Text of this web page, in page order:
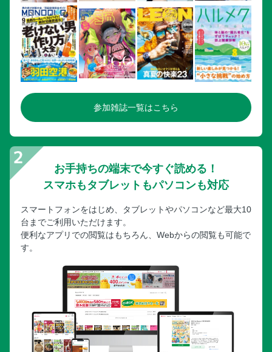
参加雑誌一覧はこちら
お手持ちの端末で今すぐ読める！
スマホもタブレットもパソコンも対応
スマートフォンをはじめ、タブレットやパソコンなど最大10
台までご利用いただけます。
便利なアプリでの閲覧はもちろん、Webからの閲覧も可能で
す。